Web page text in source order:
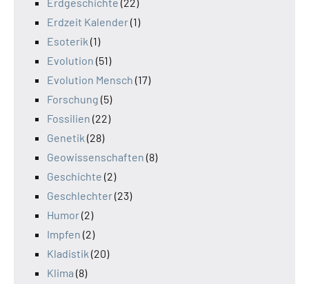
Erdzeit Kalender(1)
Esoterik (1)
Evolution (51)
Evolution Mensch (17)
Forschung (5)
Fossilien (22)
Genetik (28)
Geowissenschaften (8)
Geschichte (2)
Geschlechter(23)
Humor(2)
Impfen (2)
Kladistik (20)
Klima (8)